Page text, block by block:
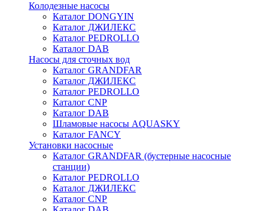
Колодезные насосы
Каталог DONGYIN
Каталог ДЖИЛЕКС
Каталог PEDROLLO
Каталог DAB
Насосы для сточных вод
Каталог GRANDFAR
Каталог ДЖИЛЕКС
Каталог PEDROLLO
Каталог CNP
Каталог DAB
Шламовые насосы AQUASKY
Каталог FANCY
Установки насосные
Каталог GRANDFAR (бустерные насосные
станции)
Каталог PEDROLLO
Каталог ДЖИЛЕКС
Каталог CNP